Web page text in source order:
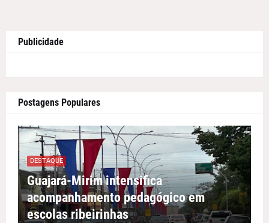
Publicidade
Postagens Populares
DESTAQUE
Guajará-Mirim intensifica
acompanhamento pedagógico em
escolas ribeirinhas